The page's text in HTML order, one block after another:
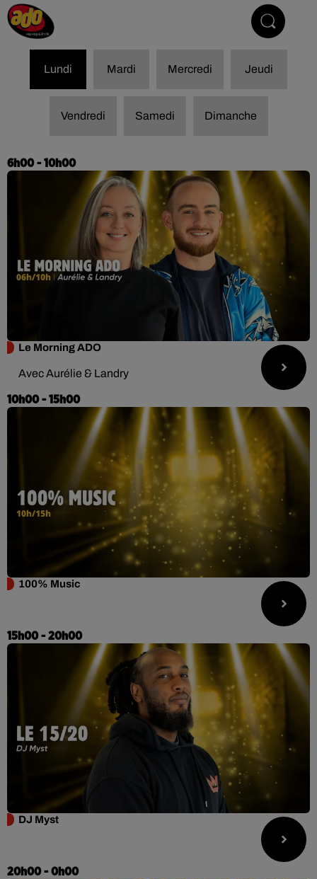
Lundi Mardi Mercredi Jeudi
Vendredi Samedi Dimanche
6h00 - 10h00
Le Morning ADO
Avec Aurélie & Landry
10h00 - 15h00
100% Music
15h00 - 20h00
DJ Myst
20h00 - 0h00